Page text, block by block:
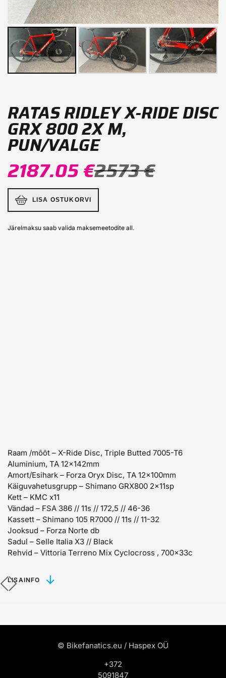
RATAS RIDLEY X-RIDE DISC
GRX 800 2X M,
PUN/VALGE
2187.05 €2573 €
LISA OSTUKORVI
Järelmaksu saab valida maksemeetodite all.
Raam /mõõt – X-Ride Disc, Triple Butted 7005-T6
Aluminium, TA 12x142mm
Amort/Esihark – Forza Oryx Disc, TA 12x100mm
Käiguvahetusgrupp – Shimano GRX800 2x11sp
Kett – KMC x11
Vändad – FSA 386 // 11s // 172,5 // 46-36
Kassett – Shimano 105 R7000 // 11s // 11-32
Jooksud – Forza Norte db
Sadul – Selle Italia X3 // Black
Rehvid – Vittoria Terreno Mix Cyclocross , 700x33c
LISAINFO
© Bikefanatics.eu / Haspex OÜ
+372
5091847